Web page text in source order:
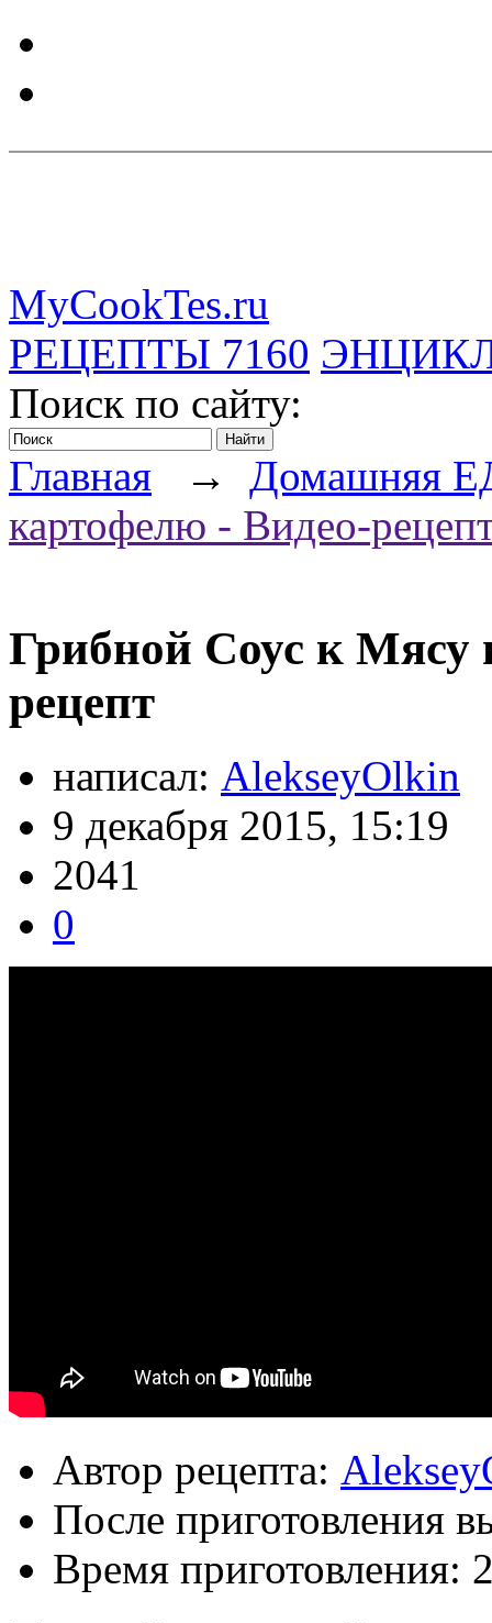
MyCookTes.ru
РЕЦЕПТЫ 7160
Поиск по сайту:
Главная → Домашняя
картофелю - Видео-
Грибной Соус к Мясу
рецепт
написал: AlekseyOlkin
9 декабря 2015, 15:19
2041
0
Автор рецепта:
После приготовления
Время приготовления: